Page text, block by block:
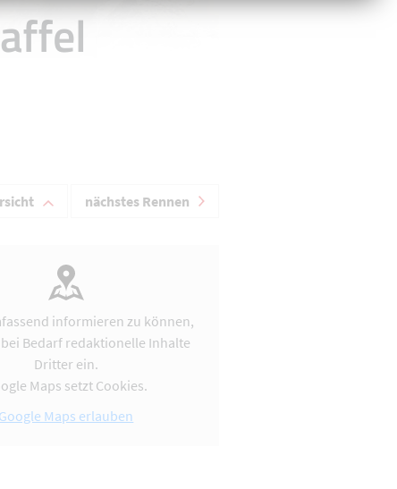
nächstes Rennen
informieren zu können,
Bedarf redaktionelle Inhalte
Dritter ein.
Maps setzt Cookies.
Google Maps erlauben